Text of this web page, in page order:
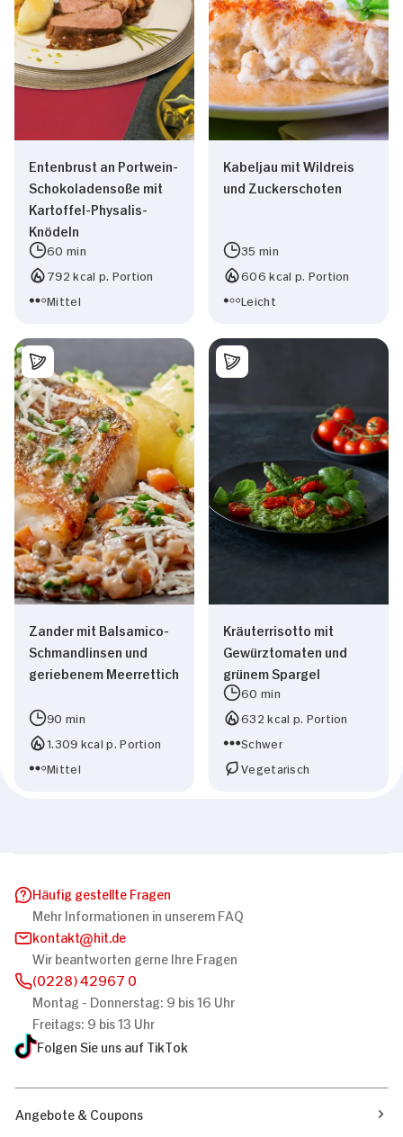
weiteren Daten zusammen, die Sie ihnen
bereitgestellt haben oder die sie im Rahmen
Ihrer Nutzung der Dienste gesammelt haben.
Einwilligungsauswahl
Notwendig
Präferenzen
Marketing
Alle zulassen
Nur Notwendige erlauben
Entenbrust an Portwein-
Schokoladensoße mit
Kartoffel-Physalis-
Knödeln
60 min
792 kcal p. Portion
Mittel
Kabeljau mit Wildreis
und Zuckerschoten
35 min
606 kcal p. Portion
Leicht
Zander mit Balsamico-
Schmandlinsen und
geriebenem Meerrettich
90 min
1.309 kcal p. Portion
Mittel
Kräuterrisotto mit
Gewürztomaten und
grünem Spargel
60 min
632 kcal p. Portion
Schwer
Vegetarisch
Häufig gestellte Fragen
Mehr Informationen in unserem FAQ
kontakt
hit.de
Wir beantworten gerne Ihre Fragen
(0228) 42967 0
Montag - Donnerstag: 9 bis 16 Uhr
Freitags: 9 bis 13 Uhr
Folgen Sie uns auf TikTok
Angebote & Coupons